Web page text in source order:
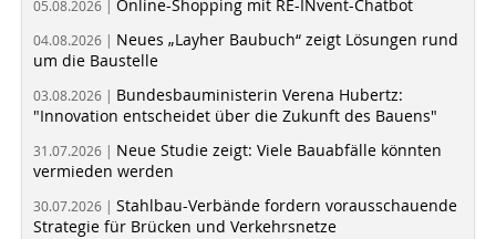
05.08.2026 | Online-Shopping mit RE-INvent-Chatbot
04.08.2026 | Neues „Layher Baubuch“ zeigt Lösungen rund
um die Baustelle
03.08.2026 | Bundesbauministerin Verena Hubertz:
"Innovation entscheidet über die Zukunft des Bauens"
31.07.2026 | Neue Studie zeigt: Viele Bauabfälle könnten
vermieden werden
30.07.2026 | Stahlbau-Verbände fordern vorausschauende
Strategie für Brücken und Verkehrsnetze